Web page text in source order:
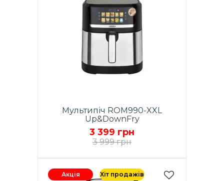
Мультипіч ROM990-XXL
Up&DownFry
3 399 грн
3 999 грн
Акція Хіт продажів